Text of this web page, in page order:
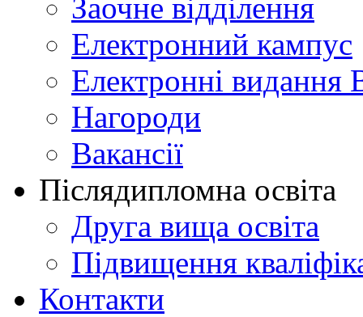
Заочне відділення
Електронний кампус
Електронні видання
Нагороди
Вакансії
Післядипломна освіта
Друга вища освіта
Підвищення
Контакти